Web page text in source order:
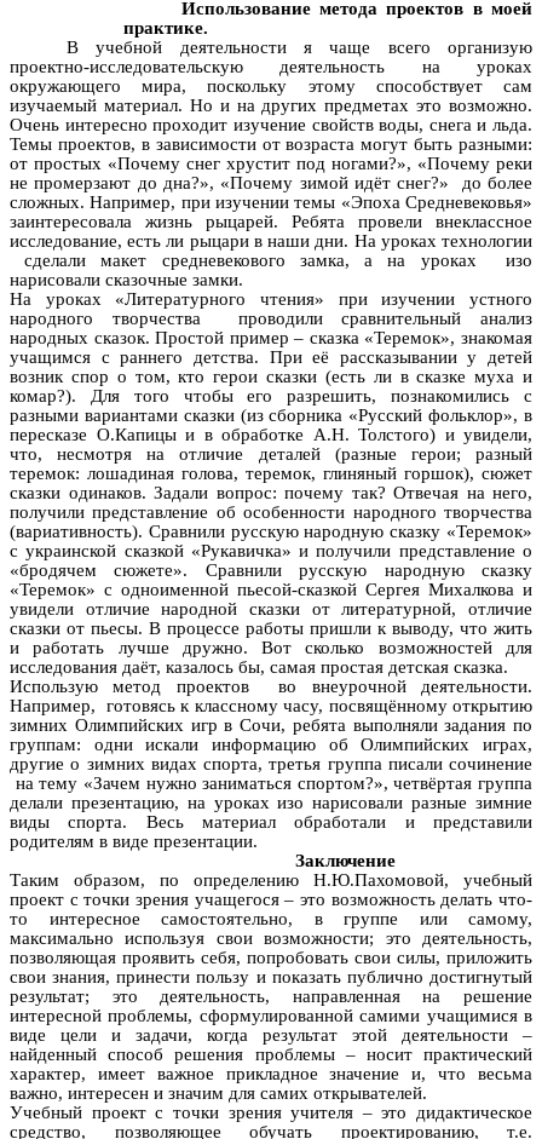
Использование метода проектов в моей
практике.
В учебной деятельности я чаще всего организую
проектно-исследовательскую деятельность на уроках
окружающего мира, поскольку этому способствует сам
изучаемый материал. Но и на других предметах это возможно.
Очень интересно проходит изучение свойств воды, снега и льда.
Темы проектов, в зависимости от возраста могут быть разными:
от простых «Почему снег хрустит под ногами?», «Почему реки
не промерзают до дна?», «Почему зимой идёт снег?» до более
сложных. Например, при изучении темы «Эпоха Средневековья»
заинтересовала жизнь рыцарей. Ребята провели внеклассное
исследование, есть ли рыцари в наши дни. На уроках технологии
сделали макет средневекового замка, а на уроках изо
нарисовали сказочные замки.
На уроках «Литературного чтения» при изучении устного
народного творчества проводили сравнительный анализ
народных сказок. Простой пример – сказка «Теремок», знакомая
учащимся с раннего детства. При её рассказывании у детей
возник спор о том, кто герои сказки (есть ли в сказке муха и
комар?). Для того чтобы его разрешить, познакомились с
разными вариантами сказки (из сборника «Русский фольклор», в
пересказе О.Капицы и в обработке А.Н. Толстого) и увидели,
что, несмотря на отличие деталей (разные герои; разный
теремок: лошадиная голова, теремок, глиняный горшок), сюжет
сказки одинаков. Задали вопрос: почему так? Отвечая на него,
получили представление об особенности народного творчества
(вариативность). Сравнили русскую народную сказку «Теремок»
с украинской сказкой «Рукавичка» и получили представление о
«бродячем сюжете». Сравнили русскую народную сказку
«Теремок» с одноименной пьесой-сказкой Сергея Михалкова и
увидели отличие народной сказки от литературной, отличие
сказки от пьесы. В процессе работы пришли к выводу, что жить
и работать лучше дружно. Вот сколько возможностей для
исследования даёт, казалось бы, самая простая детская сказка.
Использую метод проектов во внеурочной деятельности.
Например, готовясь к классному часу, посвящённому открытию
зимних Олимпийских игр в Сочи, ребята выполняли задания по
группам: одни искали информацию об Олимпийских играх,
другие о зимних видах спорта, третья группа писали сочинение
на тему «Зачем нужно заниматься спортом?», четвёртая группа
делали презентацию, на уроках изо нарисовали разные зимние
виды спорта. Весь материал обработали и представили
родителям в виде презентации.
Заключение
Таким образом, по определению Н.Ю.Пахомовой,
учебный
проект с точки зрения учащегося – это возможность делать что-
то интересное самостоятельно, в группе или самому,
максимально используя свои возможности; это деятельность,
позволяющая проявить себя, попробовать свои силы, приложить
свои знания, принести пользу и показать публично достигнутый
результат; это деятельность, направленная на решение
интересной проблемы, сформулированной самими учащимися в
виде цели и задачи, когда результат этой деятельности –
найденный способ решения проблемы – носит практический
характер, имеет важное прикладное значение и, что весьма
важно, интересен и значим для самих открывателей.
Учебный проект с точки зрения учителя – это дидактическое
средство, позволяющее обучать проектированию, т.е.